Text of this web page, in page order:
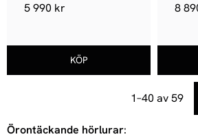
5 990 kr 8
1–40av59
Örontäckande hörlurar: